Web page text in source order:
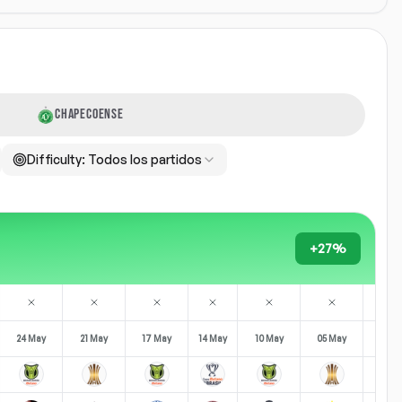
CHAPECOENSE
Difficulty: Todos los partidos
+27%
24 May 21 May 17 May 14 May 10 May 05 May